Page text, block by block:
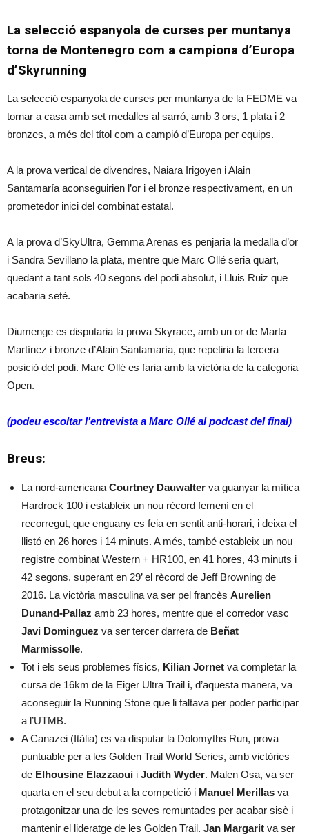
La selecció espanyola de curses per muntanya
torna de Montenegro com a campiona d’Europa
d’Skyrunning
La selecció espanyola de curses per muntanya de la FEDME va
tornar a casa amb set medalles al sarró, amb 3 ors, 1 plata i 2
bronzes, a més del títol com a campió d’Europa per equips.
A la prova vertical de divendres, Naiara Irigoyen i Alain
Santamaría aconseguirien l’or i el bronze respectivament, en un
prometedor inici del combinat estatal.
A la prova d’SkyUltra, Gemma Arenas es penjaria la medalla d’or
i Sandra Sevillano la plata, mentre que Marc Ollé seria quart,
quedant a tant sols 40 segons del podi absolut, i Lluis Ruiz que
acabaria setè.
Diumenge es disputaria la prova Skyrace, amb un or de Marta
Martínez i bronze d’Alain Santamaría, que repetiria la tercera
posició del podi. Marc Ollé es faria amb la victòria de la categoria
Open.
(podeu escoltar l’entrevista a Marc Ollé al podcast del final)
Breus:
La nord-americana Courtney Dauwalter va guanyar la mítica
Hardrock 100 i estableix un nou rècord femení en el
recorregut, que enguany es feia en sentit anti-horari, i deixa el
llistó en 26 hores i 14 minuts. A més, també estableix un nou
registre combinat Western + HR100, en 41 hores, 43 minuts i
42 segons, superant en 29’ el rècord de Jeff Browning de
2016. La victòria masculina va ser pel francès Aurelien
Dunand-Pallaz amb 23 hores, mentre que el corredor vasc
Javi Dominguez va ser tercer darrera de Beñat
Marmissolle.
Tot i els seus problemes físics, Kilian Jornet va completar la
cursa de 16km de la Eiger Ultra Trail i, d’aquesta manera, va
aconseguir la Running Stone que li faltava per poder participar
a l’UTMB.
A Canazei (Itàlia) es va disputar la Dolomyths Run, prova
puntuable per a les Golden Trail World Series, amb victòries
de Elhousine Elazzaoui i Judith Wyder. Malen Osa, va ser
quarta en el seu debut a la competició i Manuel Merillas va
protagonitzar una de les seves remuntades per acabar sisè i
mantenir el lideratge de les Golden Trail. Jan Margarit va ser